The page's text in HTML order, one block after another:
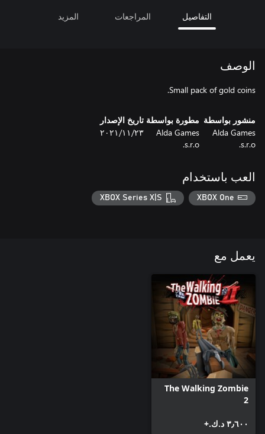
التفاصيل المراجعات المزيد
الوصف
Small pack of gold coins.
منشور بواسطة
Alda Games
s.r.o.
مطورة بواسطة
Alda Games
s.r.o.
تاريخ الإصدار
٢٣‏/١١‏/٢٠٢١
العب باستخدام
XBOX One
XBOX Series X|S
يعمل مع
The Walking Zombie
2
٣٫٦٠٠ د.ك.‏+